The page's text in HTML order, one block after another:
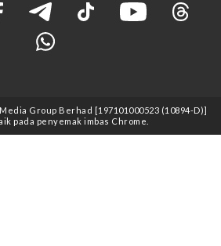
Group Berhad [197101000523 (10894-D)]
pada penyemak imbas Chrome.